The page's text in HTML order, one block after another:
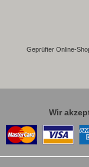
Geprüfter Online-
Wir